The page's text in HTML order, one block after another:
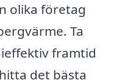
olika företag
Ta
framtid
det bästa